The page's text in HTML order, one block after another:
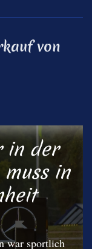
von
in der
in
war sportlich